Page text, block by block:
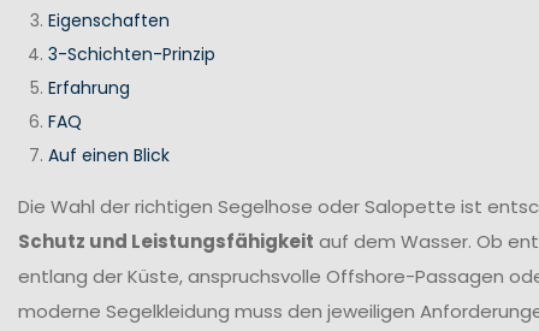
Eigenschaften
3-Schichten-Prinzip
Erfahrung
FAQ
Auf einen Blick
Die Wahl der richtigen Segelhose oder Salopette ist
Schutz und Leistungsfähigkeit auf dem Wasser. Ob
entlang der Küste, anspruchsvolle Offshore-Passagen
moderne Segelkleidung muss den jeweiligen